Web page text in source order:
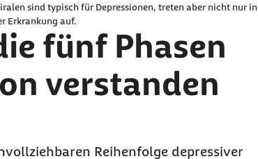
sind typisch für Depressionen, treten aber nicht nur in
Erkrankung auf.
fünf Phasen
verstanden
Reihenfolge depressiver